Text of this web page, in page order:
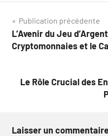
Navigation
de
Publication précédente
L’Avenir du Jeu
Cryptomonnaies et le
Le Rôle Crucial des
Laisser un